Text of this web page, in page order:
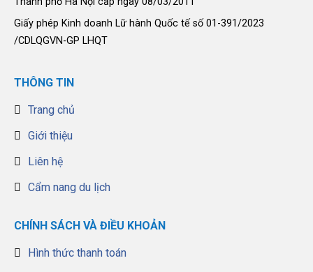
Giấy phép Kinh doanh Lữ hành Quốc tế số 01-391/2023
/CDLQGVN-GP LHQT
THÔNG TIN
Trang chủ
Giới thiệu
Liên hệ
Cẩm nang du lịch
CHÍNH SÁCH VÀ ĐIỀU KHOẢN
Hình thức thanh toán